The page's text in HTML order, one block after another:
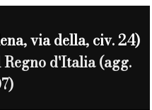
via della, civ. 24)
d'Italia (agg.